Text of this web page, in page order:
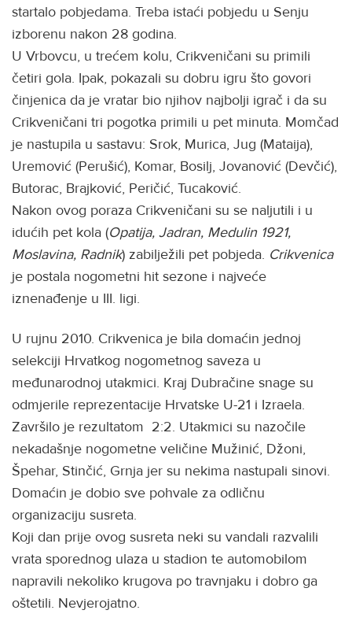
startalo pobjedama. Treba istaći pobjedu u Senju
izborenu nakon 28 godina.
U Vrbovcu, u trećem kolu, Crikveničani su primili
četiri gola. Ipak, pokazali su dobru igru što govori
činjenica da je vratar bio njihov najbolji igrač i da su
Crikveničani tri pogotka primili u pet minuta. Momčad
je nastupila u sastavu: Srok, Murica, Jug (Mataija),
Uremović (Perušić), Komar, Bosilj, Jovanović (Devčić),
Butorac, Brajković, Peričić, Tucaković.
Nakon ovog poraza Crikveničani su se naljutili i u
idućih pet kola (Opatija, Jadran, Medulin 1921,
Moslavina, Radnik) zabilježili pet pobjeda. Crikvenica
je postala nogometni hit sezone i najveće
iznenađenje u III. ligi.
U rujnu 2010. Crikvenica je bila domaćin jednoj
selekciji Hrvatkog nogometnog saveza u
međunarodnoj utakmici. Kraj Dubračine snage su
odmjerile reprezentacije Hrvatske U-21 i Izraela.
Završilo je rezultatom 2:2. Utakmici su nazočile
nekadašnje nogometne veličine Mužinić, Džoni,
Špehar, Stinčić, Grnja jer su nekima nastupali sinovi.
Domaćin je dobio sve pohvale za odličnu
organizaciju susreta.
Koji dan prije ovog susreta neki su vandali razvalili
vrata sporednog ulaza u stadion te automobilom
napravili nekoliko krugova po travnjaku i dobro ga
oštetili. Nevjerojatno.